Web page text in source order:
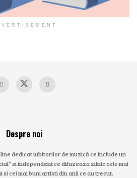
Despre noi
dedicat iubitorilor de muzică ce include un
si independent ce difuzeaza zilnic cele mai
cei mai buni artisti din anii ce au trecut.